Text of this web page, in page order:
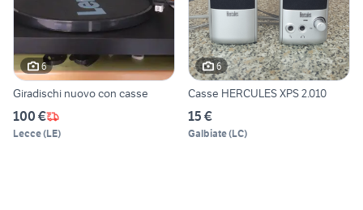
6
Giradischi nuovo con casse
100 €
Lecce(LE)
6
Casse HERCULES XPS 2.010
15 €
Galbiate(LC)